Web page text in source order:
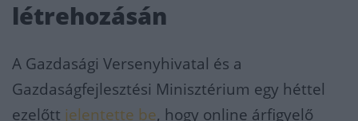
létrehozásán
A Gazdasági Versenyhivatal és a
Gazdaságfejlesztési Minisztérium egy héttel
ezelőtt jelentette be, hogy online árfigyelő